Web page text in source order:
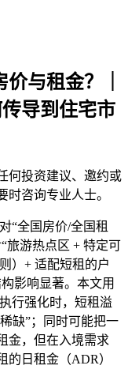
与租金？｜
导到住宅市
何投资建议、邀约或
咨询专业人士。
“全国房价/全国租
旅游热点区 + 特定可
）+ 适配短租的户
影响显著。本文用
行强化时，短租溢
缺”；同时可能把一
金，但在入境需求
的日租金（ADR）